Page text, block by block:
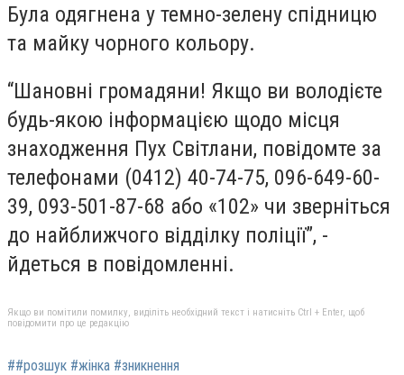
Була одягнена у темно-зелену спідницю
та майку чорного кольору.
“Шановні громадяни! Якщо ви володієте
будь-якою інформацією щодо місця
знаходження Пух Світлани, повідомте за
телефонами (0412) 40-74-75, 096-649-60-
39, 093-501-87-68 або «102» чи зверніться
до найближчого відділку поліції”, -
йдеться в повідомленні.
Якщо ви помітили помилку, виділіть необхідний текст і натисніть Ctrl + Enter, щоб
повідомити про це редакцію
##розшук #жінка #зникнення